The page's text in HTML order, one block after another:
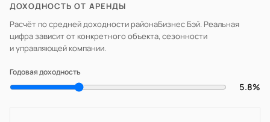
ДОХОДНОСТЬ ОТ АРЕНДЫ
Расчёт по средней доходности районаБизнес Бэй. Реальная
цифра зависит от конкретного объекта, сезонности
и управляющей компании.
Годовая доходность
5.8%